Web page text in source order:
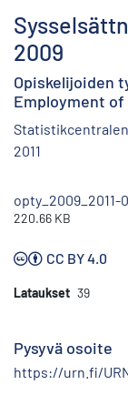
2009
Opiskelijoiden
Employment
Statistikcentralen
2011
opty_2009_2011-
220.66 KB
CC BY 4.0
Lataukset 39
Pysyvä osoite
https://urn.fi/